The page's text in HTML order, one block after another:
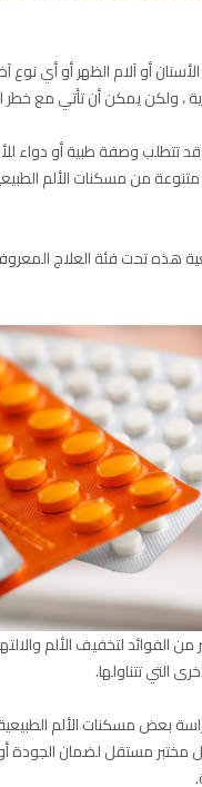
أو آلام الظهر أو أي
، ولكن يمكن أن تأتي مع خطر
من مسكنات الألم
هذه تحت فئة العلاج
الفوائد لتخفيف الألم
التي تتناولها.
بعض مسكنات الألم
مختبر مستقل لضمان الجودة